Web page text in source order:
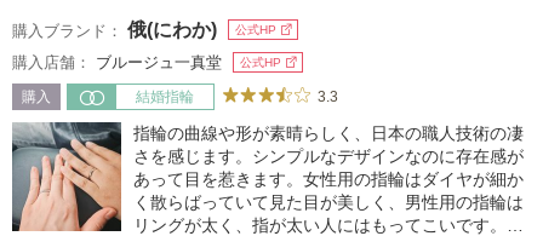
購入ブランド： 俄(にわか) 公式HP
購入店舗： ブルージュ一真堂 公式HP
購入 結婚指輪 3.3
指輪の曲線や形が素晴らしく、日本の職人技術の凄
さを感じます。シンプルなデザインなのに存在感が
あって目を惹きます。女性用の指輪はダイヤが細か
く散らばっていて見た目が美しく、男性用の指輪は
リングが太く、指が太い人にはもってこいです。細